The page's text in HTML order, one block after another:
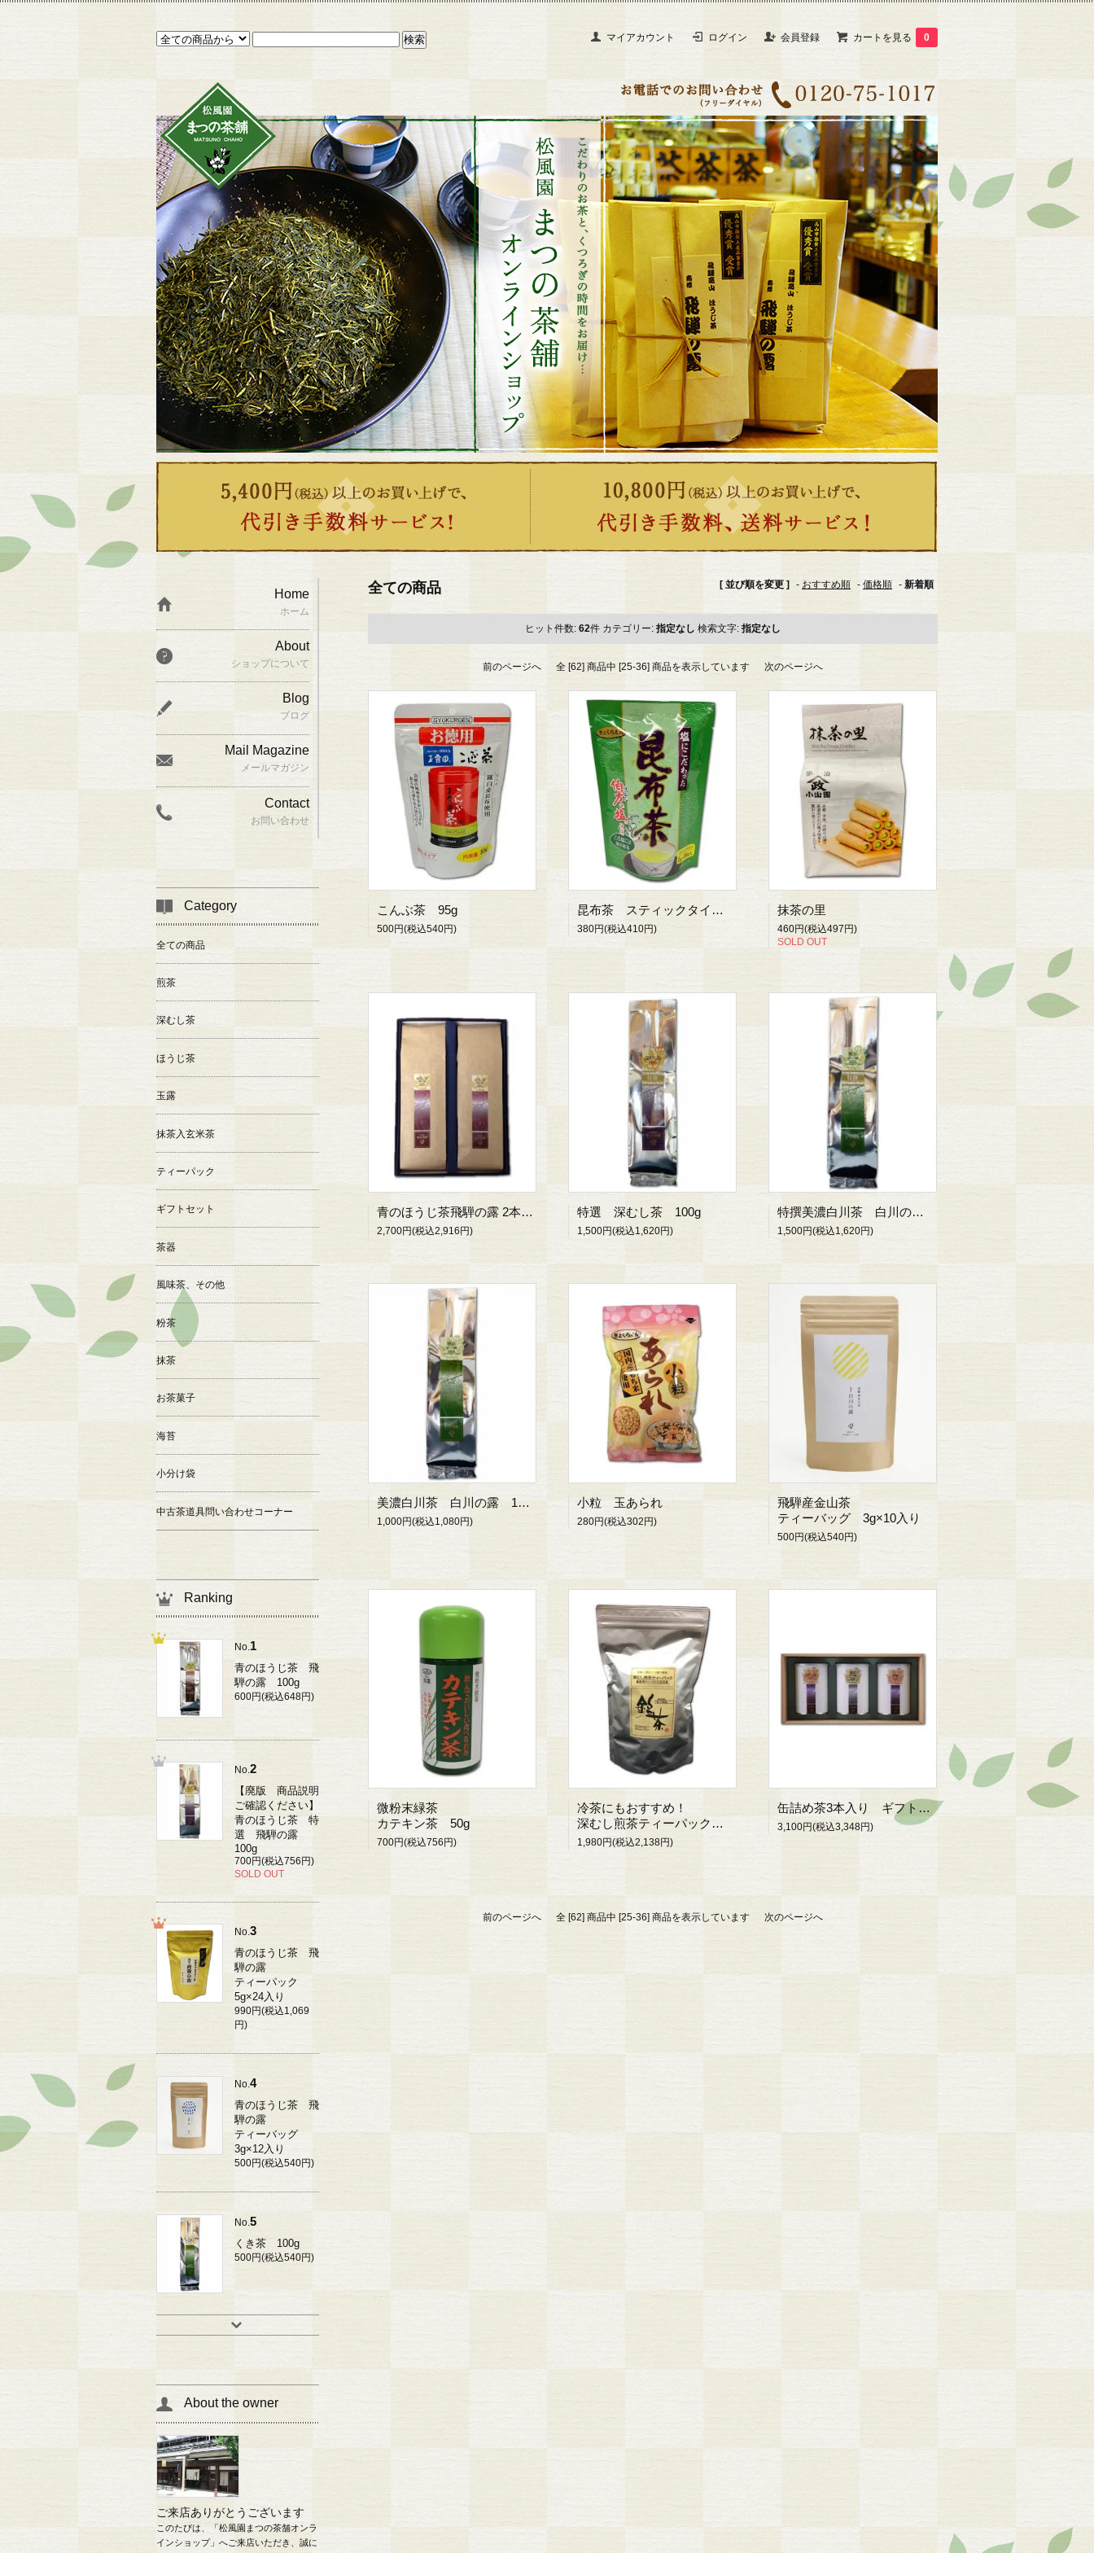
マイアカウント ログイン 会員登録 カートを見る 0
[ 並び順を変更 ] - おすすめ順 - 価格順 - 新着順
全ての商品
ヒット件数: 62件 カテゴリー: 指定なし 検索文字: 指定なし
前のページへ 全 [62] 商品中 [25-36] 商品を表示しています 次のページへ
こんぶ茶 95g
500円(税込540円)
昆布茶 スティックタイプ 2g×18
380円(税込410円)
抹茶の里
460円(税込497円)
SOLD OUT
青のほうじ茶飛騨の露 2本入り ギフトセット
2,700円(税込2,916円)
特選 深むし茶 100g
1,500円(税込1,620円)
特撰美濃白川茶 白川の露 100g
1,500円(税込1,620円)
美濃白川茶 白川の露 100g
1,000円(税込1,080円)
小粒 玉あられ
280円(税込302円)
飛騨産金山茶
ティーバッグ 3g×10入り
500円(税込540円)
微粉末緑茶
カテキン茶 50g
700円(税込756円)
冷茶にもおすすめ！
深むし煎茶ティーパック 5g 100入
1,980円(税込2,138円)
缶詰め茶3本入り ギフトセット
3,100円(税込3,348円)
前のページへ 全 [62] 商品中 [25-36] 商品を表示しています 次のページへ
Home
ホーム
About
ショップについて
Blog
ブログ
Mail Magazine
メールマガジン
Contact
お問い合わせ
Category
全ての商品
煎茶
深むし茶
ほうじ茶
玉露
抹茶入玄米茶
ティーパック
ギフトセット
茶器
風味茶、その他
粉茶
抹茶
お茶菓子
海苔
小分け袋
中古茶道具問い合わせコーナー
Ranking
No.1
青のほうじ茶 飛
騨の露 100g
600円(税込648円)
No.2
【廃版 商品説明
ご確認ください】
青のほうじ茶 特
選 飛騨の露
100g
700円(税込756円)
SOLD OUT
No.3
青のほうじ茶 飛
騨の露
ティーパック
5g×24入り
990円(税込1,069
円)
No.4
青のほうじ茶 飛
騨の露
ティーバッグ
3g×12入り
500円(税込540円)
No. 5
くき茶 100g
500円(税込540円)
About the owner
ご来店ありがとうございます
このたびは、「松風園まつの茶舗オンラ
インショップ」へご来店いただき、誠に